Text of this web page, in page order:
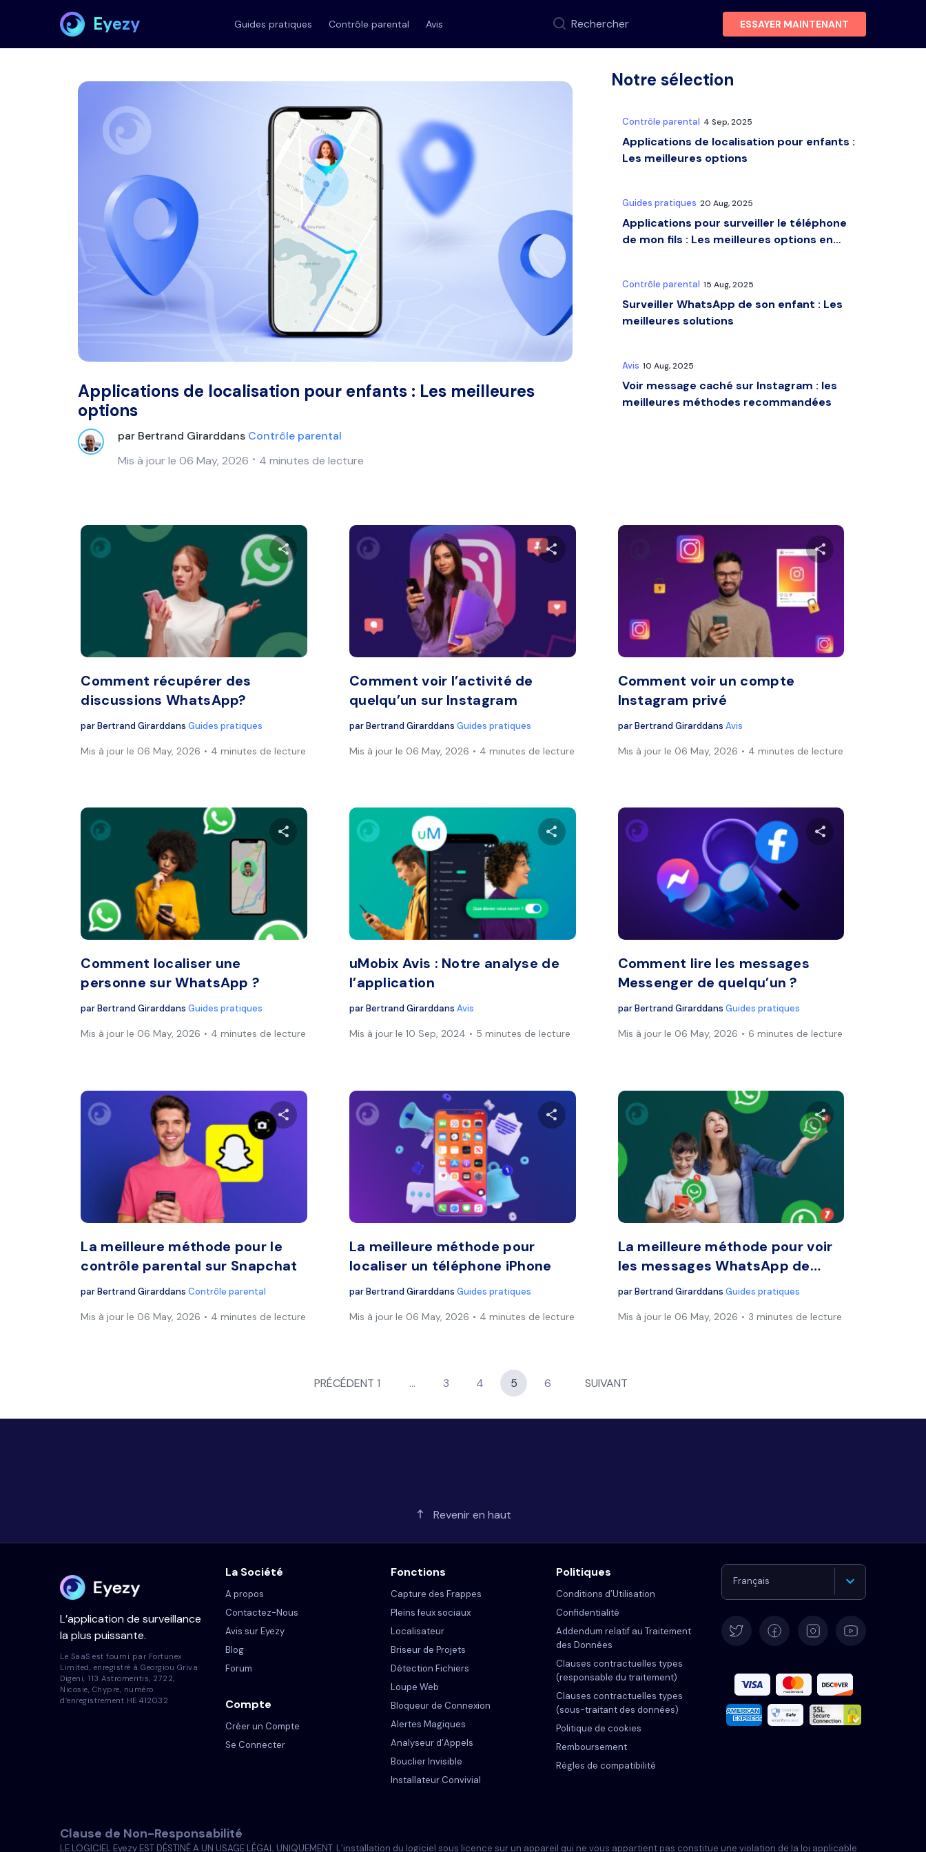
Eyezy Guides pratiques Contrôle parental Avis Rechercher ESSAYER MAINTENANT
Applications de localisation pour enfants : Les meilleures
options
par Bertrand Girarddans Contrôle parental
Mis à jour le 06 May, 2026
4 minutes de lecture
Notre sélection
Contrôle parental 4 Sep, 2025
Applications de localisation pour enfants :
Les meilleures options
Guides pratiques 20 Aug, 2025
Applications pour surveiller le téléphone
de mon fils : Les meilleures options en…
Contrôle parental 15 Aug, 2025
Surveiller WhatsApp de son enfant : Les
meilleures solutions
Avis 10 Aug, 2025
Voir message caché sur Instagram : les
meilleures méthodes recommandées
Copier le lien
Comment récupérer des
discussions WhatsApp?
parBertrand GirarddansGuides pratiques
Mis à jour le 06 May, 2026 4 minutes de lecture
Twitter Facebook Copier le lien
Comment voir l’activité de
quelqu’un sur Instagram
parBertrand Girarddans Guides pratiques
Mis à jour le 06 May, 2026 4 minutes de lecture
Twitter
Comment voir un compte
Instagram privé
parBertrand Girarddans Avis
Mis à jour le 06 May, 2026 4 minutes de lecture
Twitter Copier le lien
Comment localiser une
personne sur WhatsApp ?
parBertrand GirarddansGuides pratiques
Mis à jour le 06 May, 2026 4 minutes de lecture
uMobix Avis : Notre analyse de
l’application
parBertrand Girarddans Avis
Mis à jour le 10 Sep, 2024 5 minutes de lecture
Comment lire les messages
Messenger de quelqu’un ?
parBertrand Girarddans Guides pratiques
Mis à jour le 06 May, 2026 6 minutes de lecture
Copier le lien
La meilleure méthode pour le
contrôle parental sur Snapchat
parBertrand GirarddansContrôle parental
Mis à jour le 06 May, 2026 4 minutes de lecture
Partager
Copier le lien
La meilleure méthode pour
localiser un téléphone iPhone
parBertrand Girarddans Guides pratiques
Mis à jour le 06 May, 2026 4 minutes de lecture
Twitter
La meilleure méthode pour voir
les messages WhatsApp de…
parBertrand Girarddans Guides pratiques
Mis à jour le 06 May, 2026 3 minutes de lecture
PRÉCÉDENT 1 … 3 4 5 6 SUIVANT
Revenir en haut
L’application de surveillance
la plus puissante.
Le SaaS est fourni par Fortunex
Limited, enregistré à Georgiou Griva
Digeni, 113 Astromeritis, 2722,
Nicosie, Chypre, numéro
d’enregistrement HE 412032
La Société
A propos
Contactez-Nous
Avis sur Eyezy
Blog
Forum
Compte
Créer un Compte
Se Connecter
Fonctions
Capture des Frappes
Pleins feux sociaux
Localisateur
Briseur de Projets
Détection Fichiers
Loupe Web
Bloqueur de Connexion
Alertes Magiques
Analyseur d’Appels
Bouclier Invisible
Installateur Convivial
Politiques
Conditions d’Utilisation
Confidentialité
Addendum relatif au Traitement
des Données
Clauses contractuelles types
(responsable du traitement)
Clauses contractuelles types
(sous-traitant des données)
Politique de cookies
Remboursement
Règles de compatibilité
Français
Español
Clause de Non-Responsabilité
LE LOGICIEL Eyezy EST DÉSTINÉ A UN USAGE LÉGAL UNIQUEMENT. L’installation du logiciel sous licence sur un appareil qui ne vous appartient pas constitue une violation de la loi applicable